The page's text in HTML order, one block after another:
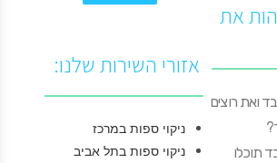
את
ואת רוצים
תוכלו
אזורי השירות שלנו:
ניקוי ספות במרכז
ניקוי ספות בתל אביב